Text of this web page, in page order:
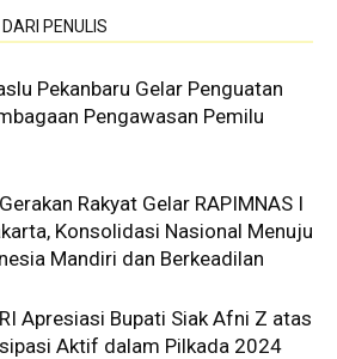
DARI PENULIS
Pekanbaru Gelar Penguatan
Pengawasan Pemilu
Rakyat Gelar RAPIMNAS I
Konsolidasi Nasional Menuju
Mandiri dan Berkeadilan
Apresiasi Bupati Siak Afni Z atas
Aktif dalam Pilkada 2024